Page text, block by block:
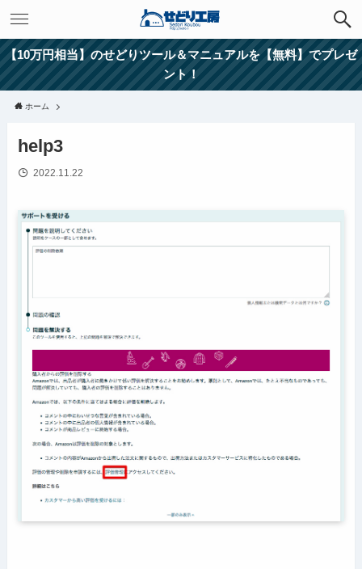
【10万円相当】のせどりツール＆マニュアルを【無料】でプレゼ
ント！
ホーム
help3
2022.11.22